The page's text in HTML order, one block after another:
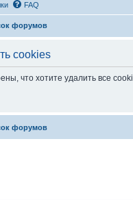
FAQ
форумов
cookies
что хотите удалить все
форумов